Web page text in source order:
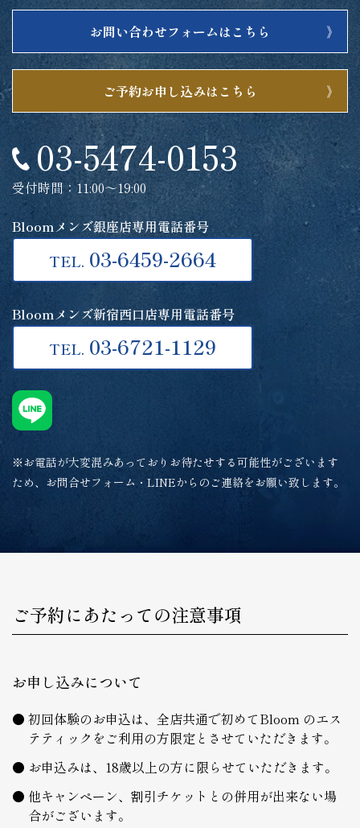
お問い合わせフォームはこちら
ご予約お申し込みはこちら
03-5474-0153
受付時間：11:00～19:00
Bloomメンズ銀座店専用電話番号
TEL. 03-6459-2664
Bloomメンズ新宿西口店専用電話番号
TEL. 03-6721-1129
※お電話が大変混みあっておりお待たせする可能性がございます
ため、お問合せフォーム・LINEからのご連絡をお願い致します。
ご予約にあたっての注意事項
お申し込みについて
初回体験のお申込は、全店共通で初めてBloom のエス
テティックをご利用の方限定とさせていただきます。
お申込みは、18歳以上の方に限らせていただきます。
他キャンペーン、割引チケットとの併用が出来ない場
合がございます。